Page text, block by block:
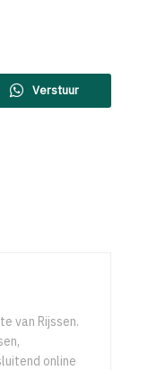
Verstuur
van Rijssen.
online